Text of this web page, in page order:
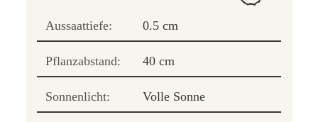
Aussaattiefe: 0.5 cm
Pflanzabstand: 40 cm
Sonnenlicht: Volle Sonne